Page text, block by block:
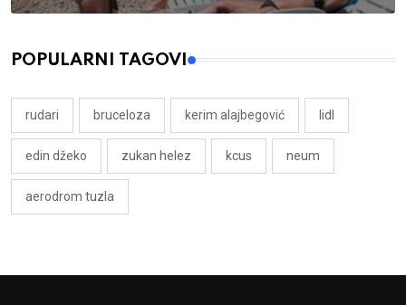
POPULARNI TAGOVI
rudari bruceloza kerim alajbegović lidl
edin džeko zukan helez kcus neum
aerodrom tuzla